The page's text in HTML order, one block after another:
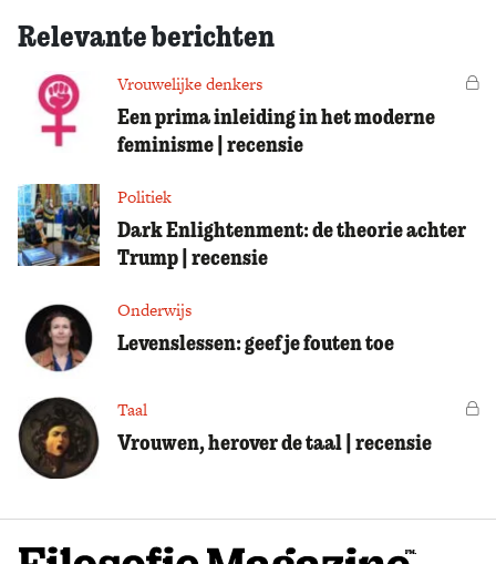
Relevante berichten
Vrouwelijke denkers
Een prima inleiding in het moderne
feminisme | recensie
Politiek
Dark Enlightenment: de theorie achter
Trump | recensie
Onderwijs
Levenslessen: geef je fouten toe
Taal
Vrouwen, herover de taal | recensie